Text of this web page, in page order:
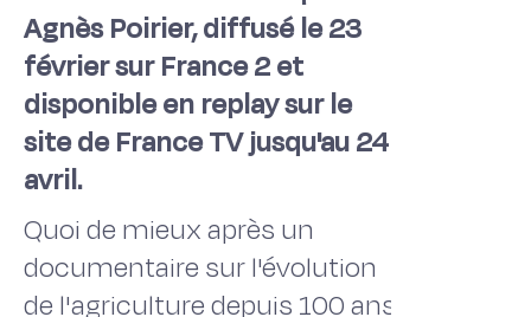
Agnès Poirier, diffusé le 23
février sur France 2 et
disponible en replay sur le
site de France TV jusqu'au 24
avril.
Quoi de mieux après un
documentaire sur l'évolution
de l'agriculture depuis 100 ans